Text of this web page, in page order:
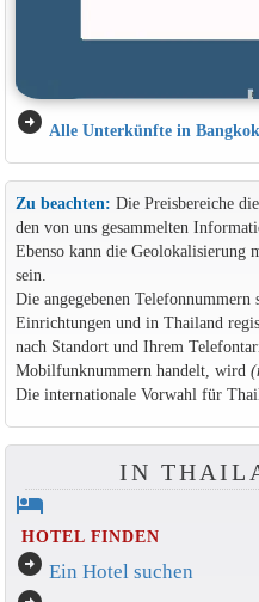
arrow_circle_right Alle Unterkünfte in Bangkok
Zu beachten: Die Preisbereiche
den von uns gesammelten
Ebenso kann die Geolokalisierung
sein.
Die angegebenen
Einrichtungen und in Thailand
nach Standort und Ihrem
Mobilfunknummern handelt, wird
Die internationale Vorwahl für
IN
hotel
HOTEL FINDEN
arrow_circle_right Ein Hotel suchen